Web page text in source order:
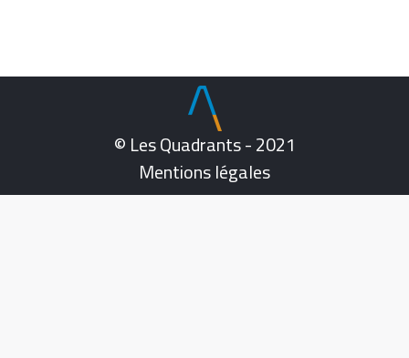
© Les Quadrants - 2021
Mentions légales